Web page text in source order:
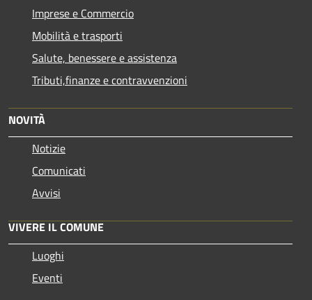
Imprese e Commercio
Mobilità e trasporti
Salute, benessere e assistenza
Tributi,finanze e contravvenzioni
NOVITÀ
Notizie
Comunicati
Avvisi
VIVERE IL COMUNE
Luoghi
Eventi